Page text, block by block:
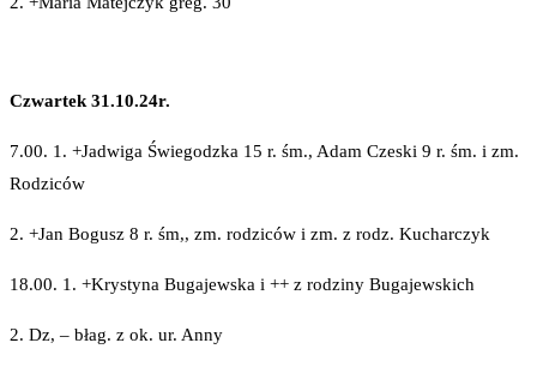
Czwartek 31.10.24r.
7.00. 1. +Jadwiga Świegodzka 15 r. śm., Adam Czeski 9 r. śm. i zm.
Rodziców
2. +Jan Bogusz 8 r. śm,, zm. rodziców i zm. z rodz. Kucharczyk
18.00. 1. +Krystyna Bugajewska i ++ z rodziny Bugajewskich
2. Dz, – błag. z ok. ur. Anny